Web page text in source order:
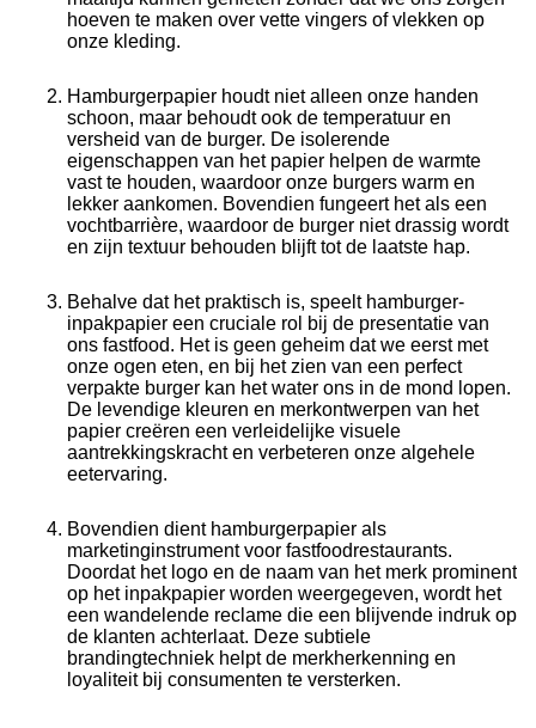
hoeven te maken over vette vingers of vlekken op
onze kleding.
Hamburgerpapier houdt niet alleen onze handen
schoon, maar behoudt ook de temperatuur en
versheid van de burger. De isolerende
eigenschappen van het papier helpen de warmte
vast te houden, waardoor onze burgers warm en
lekker aankomen. Bovendien fungeert het als een
vochtbarrière, waardoor de burger niet drassig wordt
en zijn textuur behouden blijft tot de laatste hap.
Behalve dat het praktisch is, speelt hamburger-
inpakpapier een cruciale rol bij de presentatie van
ons fastfood. Het is geen geheim dat we eerst met
onze ogen eten, en bij het zien van een perfect
verpakte burger kan het water ons in de mond lopen.
De levendige kleuren en merkontwerpen van het
papier creëren een verleidelijke visuele
aantrekkingskracht en verbeteren onze algehele
eetervaring.
Bovendien dient hamburgerpapier als
marketinginstrument voor fastfoodrestaurants.
Doordat het logo en de naam van het merk prominent
op het inpakpapier worden weergegeven, wordt het
een wandelende reclame die een blijvende indruk op
de klanten achterlaat. Deze subtiele
brandingtechniek helpt de merkherkenning en
loyaliteit bij consumenten te versterken.